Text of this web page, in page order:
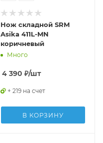
Нож складной SRM
Asika 411L-MN
коричневый
Много
4 390 ₽/шт
+ 219 на счет
В КОРЗИНУ